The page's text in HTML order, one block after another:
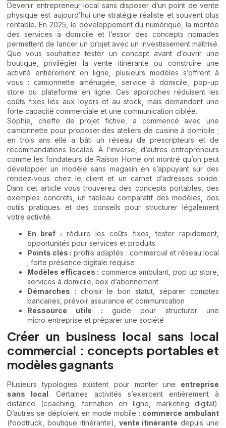
Devenir entrepreneur local sans disposer d’un point de vente
physique est aujourd’hui une stratégie réaliste et souvent plus
rentable. En 2025, le développement du numérique, la montée
des services à domicile et l’essor des concepts nomades
permettent de lancer un projet avec un investissement maîtrisé.
Que vous souhaitiez tester un concept avant d’ouvrir une
boutique, privilégier la vente itinérante ou construire une
activité entièrement en ligne, plusieurs modèles s’offrent à
vous : camionnette aménagée, service à domicile, pop-up
store ou plateforme en ligne. Ces approches réduisent les
coûts fixes liés aux loyers et au stock, mais demandent une
forte capacité commerciale et une communication ciblée.
Sophie, cheffe de projet fictive, a commencé avec une
camionnette pour proposer des ateliers de cuisine à domicile ;
en trois ans elle a bâti un réseau de prescripteurs et de
recommandations locales. À l’inverse, d’autres entrepreneurs
comme les fondateurs de Raison Home ont montré qu’on peut
développer un modèle sans magasin en s’appuyant sur des
rendez‑vous chez le client et un carnet d’adresses solide.
Dans cet article vous trouverez des concepts portables, des
exemples concrets, un tableau comparatif des modèles, des
outils pratiques et des conseils pour structurer légalement
votre activité.
En bref : réduire les coûts fixes, tester rapidement,
opportunités pour services et produits
Points clés : profils adaptés : commercial et réseau local
; forte présence digitale requise
Modèles efficaces : commerce ambulant, pop‑up store,
services à domicile, box d’abonnement
Démarches : choisir le bon statut, séparer comptes
bancaires, prévoir assurance et communication
Ressource utile : guide pour structurer une
micro‑entreprise et préparer une société
Créer un business local sans local
commercial : concepts portables et
modèles gagnants
Plusieurs typologies existent pour monter une entreprise
sans local. Certaines activités s’exercent entièrement à
distance (coaching, formation en ligne, marketing digital).
D’autres se déploient en mode mobile : commerce ambulant
(foodtruck, boutique itinérante), vente itinérante depuis une